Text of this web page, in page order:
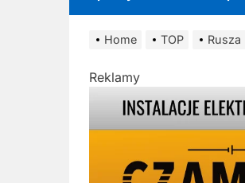
Home TOP
Reklamy